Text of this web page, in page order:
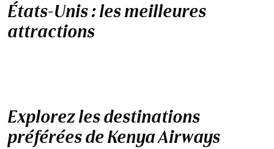
États-Unis : les meilleures
attractions
Explorez les destinations
préférées de Kenya Airways